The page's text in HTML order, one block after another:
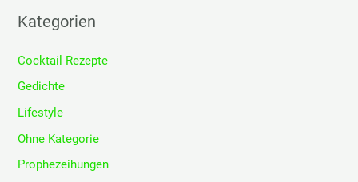
Kategorien
Cocktail Rezepte
Gedichte
Lifestyle
Ohne Kategorie
Prophezeihungen